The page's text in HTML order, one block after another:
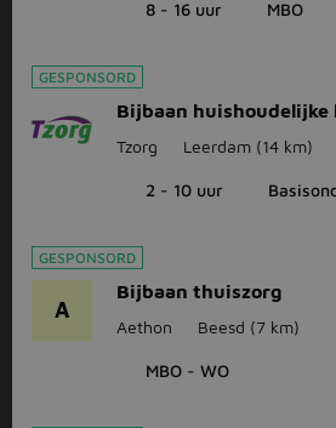
8 - 16 uur MBO
GESPONSORD
Bijbaan huishoudelijke
Tzorg Leerdam (14 km)
2 - 10 uur
GESPONSORD
A
Bijbaan thuiszorg
Aethon Beesd (7 km)
MBO - WO